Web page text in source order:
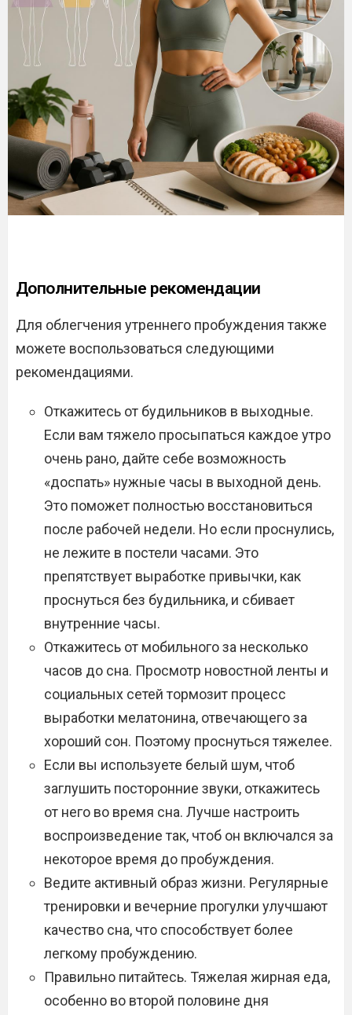
Дополнительные рекомендации
Для облегчения утреннего пробуждения также
можете воспользоваться следующими
рекомендациями.
Откажитесь от будильников в выходные.
Если вам тяжело просыпаться каждое утро
очень рано, дайте себе возможность
«доспать» нужные часы в выходной день.
Это поможет полностью восстановиться
после рабочей недели. Но если проснулись,
не лежите в постели часами. Это
препятствует выработке привычки, как
проснуться без будильника, и сбивает
внутренние часы.
Откажитесь от мобильного за несколько
часов до сна. Просмотр новостной ленты и
социальных сетей тормозит процесс
выработки мелатонина, отвечающего за
хороший сон. Поэтому проснуться тяжелее.
Если вы используете белый шум, чтоб
заглушить посторонние звуки, откажитесь
от него во время сна. Лучше настроить
воспроизведение так, чтоб он включался за
некоторое время до пробуждения.
Ведите активный образ жизни. Регулярные
тренировки и вечерние прогулки улучшают
качество сна, что способствует более
легкому пробуждению.
Правильно питайтесь. Тяжелая жирная еда,
особенно во второй половине дня